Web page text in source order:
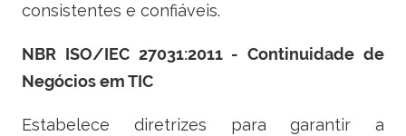
consistentes e confiáveis.
NBR ISO/IEC 27031:2011 - Continuidade de
Negócios em TIC
Estabelece diretrizes para garantir a